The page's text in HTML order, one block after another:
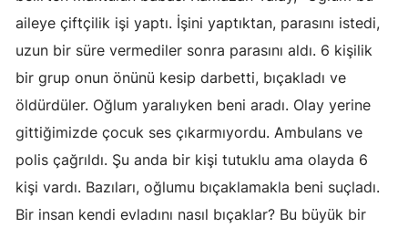
Kilis
Osmaniye
Düzce
aileye çiftçilik işi yaptı. İşini yaptıktan, parasını istedi,
uzun bir süre vermediler sonra parasını aldı. 6 kişilik
bir grup onun önünü kesip darbetti, bıçakladı ve
öldürdüler. Oğlum yaralıyken beni aradı. Olay yerine
gittiğimizde çocuk ses çıkarmıyordu. Ambulans ve
polis çağrıldı. Şu anda bir kişi tutuklu ama olayda 6
kişi vardı. Bazıları, oğlumu bıçaklamakla beni suçladı.
Bir insan kendi evladını nasıl bıçaklar? Bu büyük bir